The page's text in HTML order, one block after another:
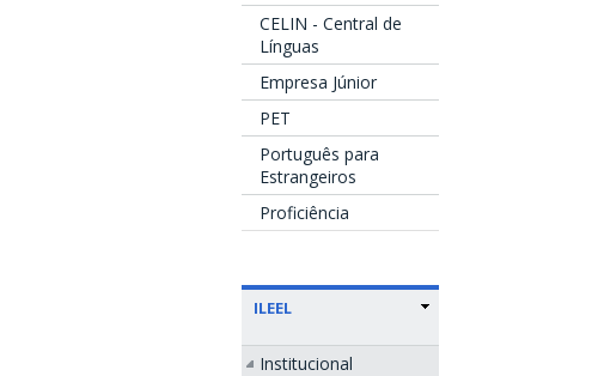
CELIN - Central de
Línguas
Empresa Júnior
PET
Português para
Estrangeiros
Proficiência
ILEEL
Institucional